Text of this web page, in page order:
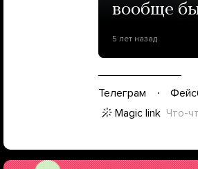
вообще
5 лет назад
Телеграм
Magic link Что-